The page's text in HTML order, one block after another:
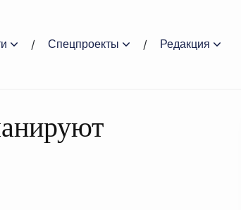
Спецпроекты Редакция